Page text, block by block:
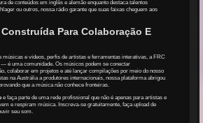
de conteúdos em inglês e alemão enquanto destaca talentos
ou outros, nossa rádio garante que suas faixas cheguem aos
Para Colaboração E
músicas e vídeos, perfis de artistas e ferramentas interativas, a FRC
é uma comunidade. Os músicos podem se conectar
colaborar em projetos e até lançar compilações por meio do nosso
na Austrália a produtores internacionais, nossa plataforma abrigou
que a música não conhece fronteiras.
e faça parte de uma rede profissional que não é apenas para artistas e
e respiram música. Inscreva-se gratuitamente, faça upload de
seu som.